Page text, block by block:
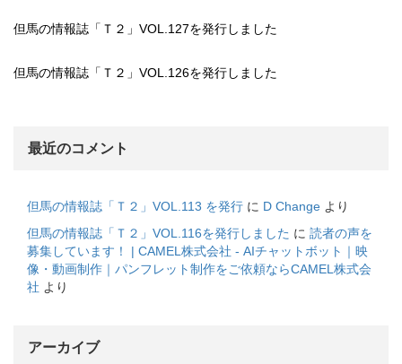
但馬の情報誌「Ｔ２」VOL.127を発行しました
但馬の情報誌「Ｔ２」VOL.126を発行しました
最近のコメント
但馬の情報誌「Ｔ２」VOL.113 を発行 に D Change より
但馬の情報誌「Ｔ２」VOL.116を発行しました に 読者の声を
募集しています！ | CAMEL株式会社 - AIチャットボット｜映
像・動画制作｜パンフレット制作をご依頼ならCAMEL株式会
社 より
アーカイブ